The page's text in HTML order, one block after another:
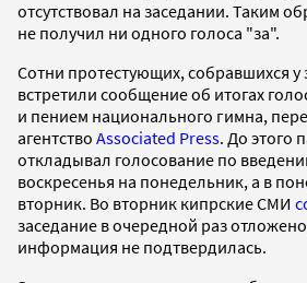
отсутствовал на заседании. Таким
не получил ни одного голоса "за".
Сотни протестующих, собравшихся у
встретили сообщение об итогах
и пением национального гимна,
агентство Associated Press. До этого
откладывал голосование по
воскресенья на понедельник, а в
вторник. Во вторник кипрские СМИ
заседание в очередной раз
информация не подтвердилась.